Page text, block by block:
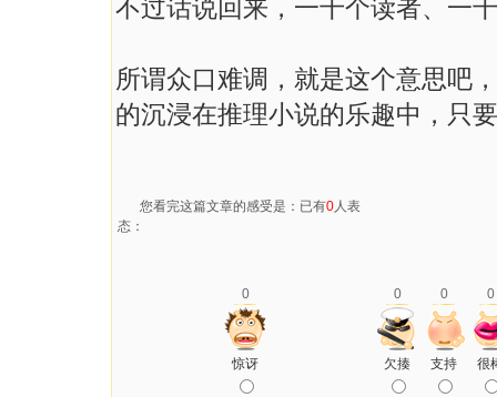
不过话说回来，一千个读者、一
所谓众口难调，就是这个意思吧
的沉浸在推理小说的乐趣中，只
您看完这篇文章的感受是：已有0人表
态：
0 0 0 0
惊讶 欠揍 支持 很